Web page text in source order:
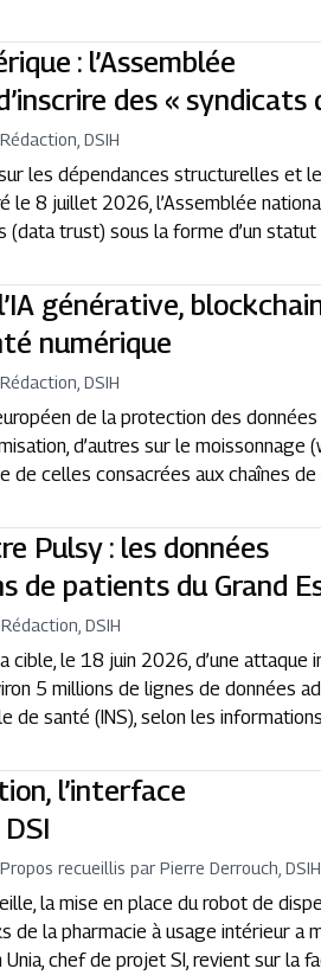
: l’Assemblée
des « syndicats
Rédaction, DSIH
les dépendances structurelles et
le 8 juillet 2026, l’Assemblée
(data trust) sous la forme d’un statut
générative,
numérique
Rédaction, DSIH
de la protection des
d’autres sur le moissonnage
de celles consacrées aux chaînes de
Pulsy : les données
de patients du Grand
Rédaction, DSIH
cible, le 18 juin 2026, d’une
5 millions de lignes de données
de santé (INS), selon les
l’interface
Propos recueillis par Pierre Derrouch, DSIH
la mise en place du robot de
la pharmacie à usage intérieur a
chef de projet SI, revient sur la